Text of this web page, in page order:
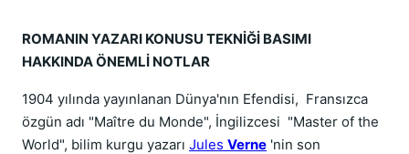
ROMANIN YAZARI KONUSU TEKNİĞİ BASIMI
HAKKINDA ÖNEMLİ NOTLAR
1904 yılında yayınlanan Dünya'nın Efendisi, Fransızca
özgün adı "Maître du Monde", İngilizcesi "Master of the
World", bilim kurgu yazarı Jules Verne 'nin son